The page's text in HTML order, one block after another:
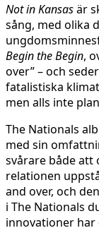
Not in Kansasär
sång, med olika
Begin the Begin,
over” – och
fatalistiska
men alls inte
The Nationals
med sin
svårare både att
relationen
and over, och
i The Nationals
innovationer har